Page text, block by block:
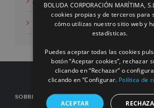
Noticias
SOBRE NOSOTROS
BOLUDA CORPORACIÓN MARÍTIMA,
cookies propias y de terceros para
cómo utilizas nuestro sitio web y
estadísticas.
Puedes aceptar todas las cookies
botón “Aceptar cookies”, rechazar
clicando en “Rechazar” o
clicando en “Configurar. Política de
ACEPTAR